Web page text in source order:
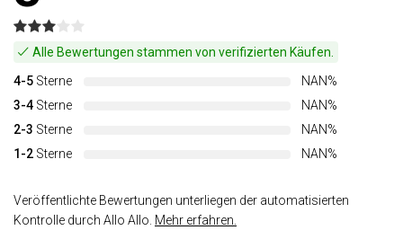
Alle Bewertungen stammen von verifizierten Käufen.
4-5 Sterne
NAN%
3-4 Sterne
NAN%
2-3 Sterne
NAN%
1-2 Sterne NAN%
Veröffentlichte Bewertungen unterliegen der automatisierten
Kontrolle durch Allo Allo. Mehr erfahren.